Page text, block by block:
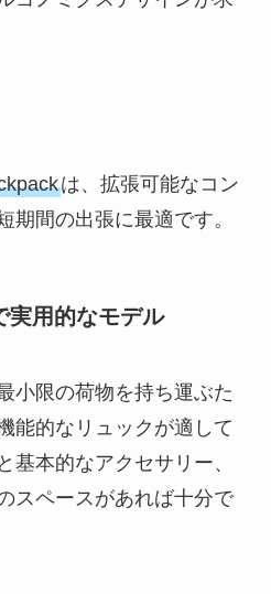
は、拡張可能なコン
期間の出張に最適です。
実用的なモデル
小限の荷物を持ち運ぶた
能的なリュックが適して
基本的なアクセサリー、
スペースがあれば十分で